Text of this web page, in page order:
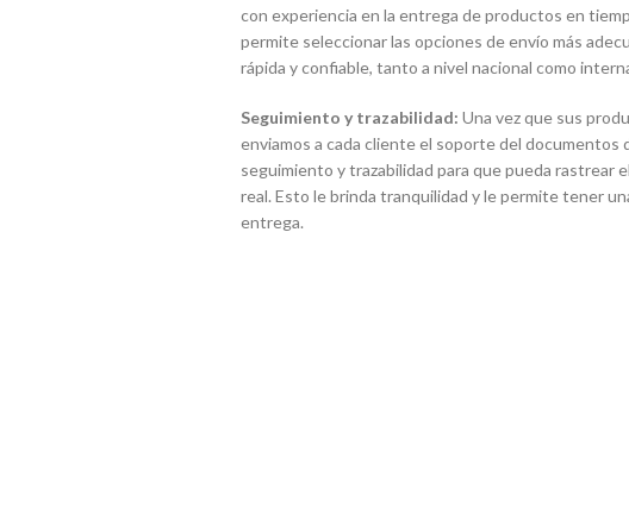
con experiencia en la entrega de productos en
permite seleccionar las opciones de envío más
rápida y confiable, tanto a nivel nacional como
Seguimiento y trazabilidad: Una vez que sus
enviamos a cada cliente el soporte del
seguimiento y trazabilidad para que pueda rastrear
real. Esto le brinda tranquilidad y le permite tener
entrega.